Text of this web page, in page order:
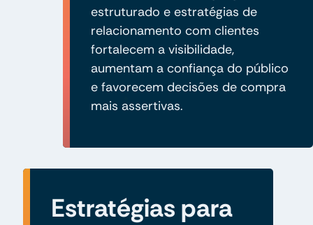
estruturado e estratégias de
relacionamento com clientes
fortalecem a visibilidade,
aumentam a confiança do público
e favorecem decisões de compra
mais assertivas.
Estratégias para